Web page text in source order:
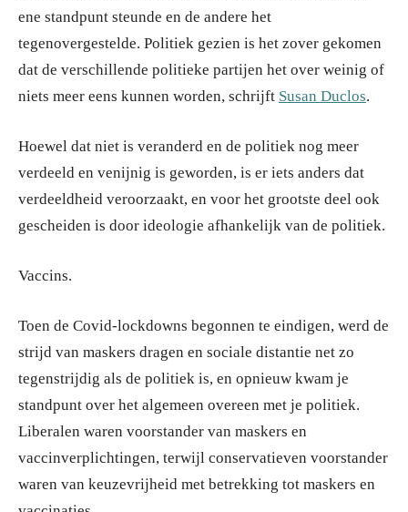
ene standpunt steunde en de andere het
tegenovergestelde. Politiek gezien is het zover gekomen
dat de verschillende politieke partijen het over weinig of
niets meer eens kunnen worden, schrijft Susan Duclos.
Hoewel dat niet is veranderd en de politiek nog meer
verdeeld en venijnig is geworden, is er iets anders dat
verdeeldheid veroorzaakt, en voor het grootste deel ook
gescheiden is door ideologie afhankelijk van de politiek.
Vaccins.
Toen de Covid-lockdowns begonnen te eindigen, werd de
strijd van maskers dragen en sociale distantie net zo
tegenstrijdig als de politiek is, en opnieuw kwam je
standpunt over het algemeen overeen met je politiek.
Liberalen waren voorstander van maskers en
vaccinverplichtingen, terwijl conservatieven voorstander
waren van keuzevrijheid met betrekking tot maskers en